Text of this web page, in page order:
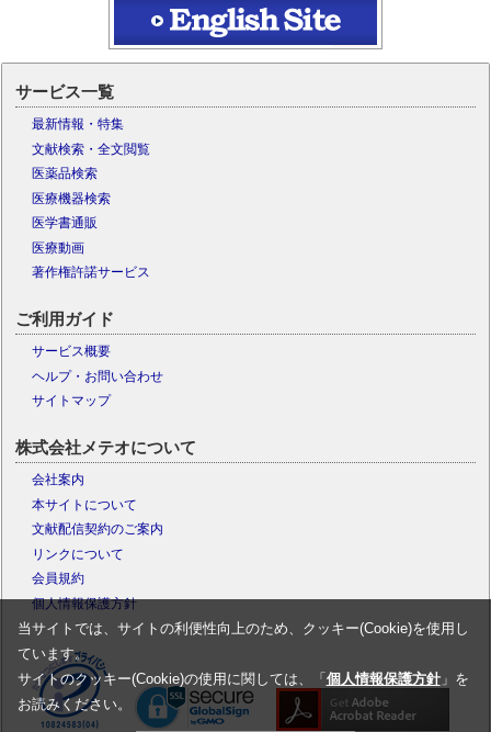
サービス一覧
最新情報・特集
文献検索・全文閲覧
医薬品検索
医療機器検索
医学書通販
医療動画
著作権許諾サービス
ご利用ガイド
サービス概要
ヘルプ・お問い合わせ
サイトマップ
株式会社メテオについて
会社案内
本サイトについて
文献配信契約のご案内
リンクについて
会員規約
個人情報保護方針
当サイトでは、サイトの利便性向上のため、クッキー(Cookie)を使用し
ています。
サイトのクッキー(Cookie)の使用に関しては、「 個人情報保護方針」を
お読みください。